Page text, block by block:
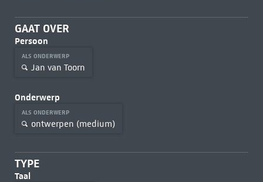
GAAT OVER
Persoon
ALS ONDERWERP
Jan van Toorn
Onderwerp
ALS ONDERWERP
ontwerpen (medium)
TYPE
Taal